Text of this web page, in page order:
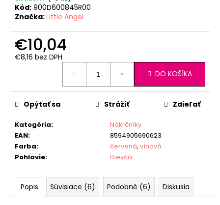
Kód: 900D600845R00
Značka:Little Angel
€10,04
€8,16 bez DPH
DO KOŠÍKA
Kategória:
Nákrčníky
EAN:
8594905690623
Farba: červená, vínová
Pohlavie: Dievča
Opýtať sa Strážiť Zdieľať
Popis Súvisiace (6) Podobné (6) Diskusia